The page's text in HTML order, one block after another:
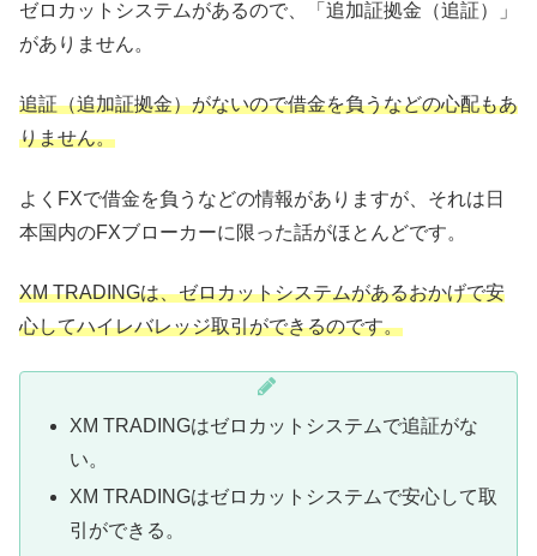
ゼロカットシステムがあるので、「追加証拠金（追証）」
がありません。
追証（追加証拠金）がないので借金を負うなどの心配もあ
りません。
よくFXで借金を負うなどの情報がありますが、それは日
本国内のFXブローカーに限った話がほとんどです。
XM TRADINGは、ゼロカットシステムがあるおかげで安
心してハイレバレッジ取引ができるのです。
XM TRADINGはゼロカットシステムで追証がな
い。
XM TRADINGはゼロカットシステムで安心して取
引ができる。